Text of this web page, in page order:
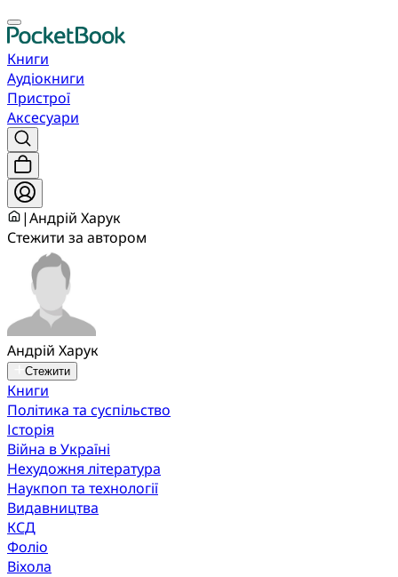
Книги
Аудіокниги
Пристрої
Аксесуари
|Андрій Харук
Стежити за автором
Андрій Харук
Стежити
Книги
Політика та суспільство
Історія
Війна в Україні
Нехудожня література
Наукпоп та технології
Видавництва
КСД
Фоліо
Віхола